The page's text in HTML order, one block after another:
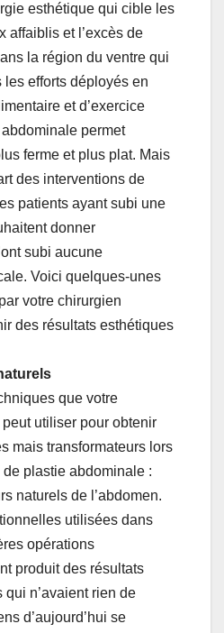
esthétique qui cible les
affaiblis et l’excès de
la région du ventre qui
efforts déployés en
et d’exercice
permet
ferme et plus plat. Mais
des interventions de
patients ayant subi une
donner
subi aucune
Voici quelques-unes
votre chirurgien
des résultats esthétiques
que votre
utiliser pour obtenir
mais transformateurs lors
plastie abdominale :
naturels de l’abdomen.
utilisées dans
opérations
produit des résultats
n’avaient rien de
d’aujourd’hui se